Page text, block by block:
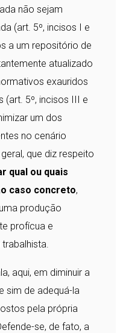
não sejam
(art. 5º, incisos I e
a um repositório de
atualizado
exauridos
(art. 5º, incisos III e
um dos
no cenário
que diz respeito
qual ou quais
caso concreto,
produção
profícua e
aqui, em diminuir a
sim de adequá-la
pela própria
se, de fato, a